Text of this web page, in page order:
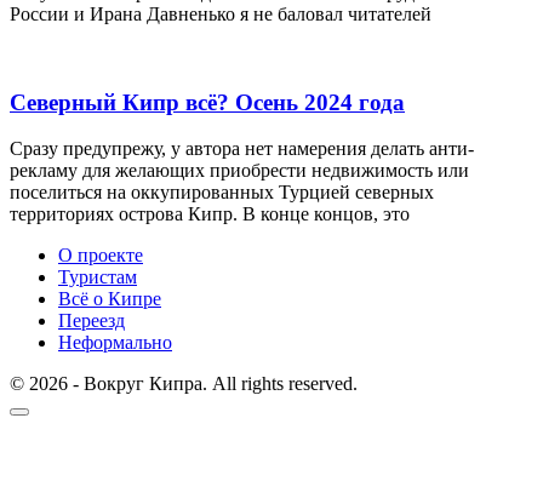
России и Ирана Давненько я не баловал читателей
Северный Кипр всё? Осень 2024 года
Сразу предупрежу, у автора нет намерения делать анти-
рекламу для желающих приобрести недвижимость или
поселиться на оккупированных Турцией северных
территориях острова Кипр. В конце концов, это
О проекте
Туристам
Всё о Кипре
Переезд
Неформально
© 2026 - Вокруг Кипра. All rights reserved.